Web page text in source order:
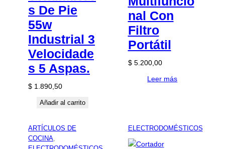
s De Pie
55w
Industrial 3
Velocidade
s 5 Aspas.
$ 1.890,50
Añadir al carrito
nal Con
Filtro
Portátil
$5.200,00
Leer más
ARTÍCULOS DE
COCINA
ELECTRODOMÉSTICOS